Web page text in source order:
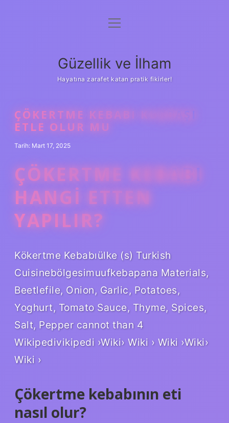
Anasayfa
Yasal Uyarı
menüyü
Güzellik ve İlham
Hayatına zarafet katan pratik fikirler!
ÇÖKERTME KEBABI KUŞBAŞI
ETLE OLUR MU
Tarih: Mart 17, 2025
ÇÖKERTME KEBABI
HANGI ETTEN
YAPILIR?
Kökertme Kebabıülke (s) Turkish
Cuisinebölgesimuufkebapana Materials,
Beetlefile, Onion, Garlic, Potatoes,
Yoghurt, Tomato Sauce, Thyme, Spices,
Salt, Pepper cannot than 4
Wikipedivikipedi ›Wiki› Wiki › Wiki ›Wiki›
Wiki ›
Çökertme kebabının eti
nasıl olur?